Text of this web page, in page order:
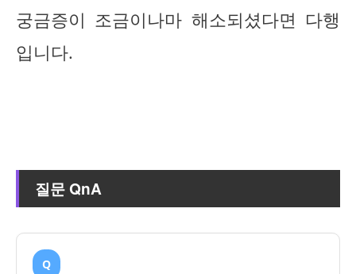
궁금증이 조금이나마 해소되셨다면 다행
입니다.
질문 QnA
Q